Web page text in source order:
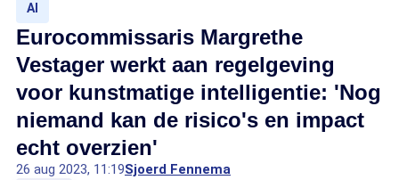
AI
Eurocommissaris Margrethe
Vestager werkt aan regelgeving
voor kunstmatige intelligentie: 'Nog
niemand kan de risico's en impact
echt overzien'
26 aug 2023, 11:19Sjoerd Fennema